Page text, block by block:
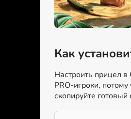
Как
Настроить прицел в
PRO-игроки,
скопируйте